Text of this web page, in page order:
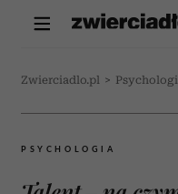
Zwierciadlo.pl >
PSYCHOLOGIA